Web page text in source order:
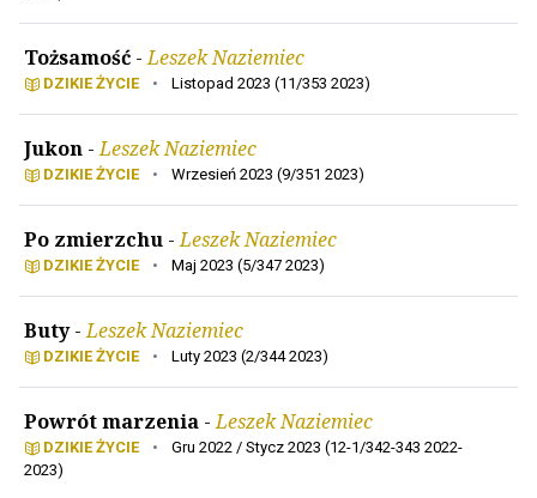
Tożsamość -Leszek Naziemiec
DZIKIE ŻYCIE • Listopad 2023 (11/353 2023)
Jukon -Leszek Naziemiec
DZIKIE ŻYCIE • Wrzesień 2023 (9/351 2023)
Po zmierzchu -Leszek Naziemiec
DZIKIE ŻYCIE • Maj 2023 (5/347 2023)
Buty-Leszek Naziemiec
DZIKIE ŻYCIE • Luty 2023 (2/344 2023)
Powrót marzenia -Leszek Naziemiec
DZIKIE ŻYCIE •
Gru 2022 / Stycz 2023 (12-1/342-343 2022-
2023)